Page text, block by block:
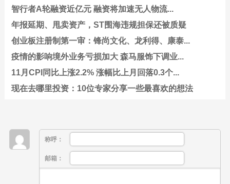
智行者A轮融资近亿元 融资将加速无人物流...
年报延期、甩卖资产，ST围海违规担保还被质疑
创业板注册制第一审：锋尚文化、龙利得、康泰...
疫情的影响境外业务亏损加大 森马服饰下调业...
11月CPI同比上涨2.2% 涨幅比上月回落0.3个...
现在去哪里投资：10位专家分享一些最喜欢的想法
称呼：
邮箱：